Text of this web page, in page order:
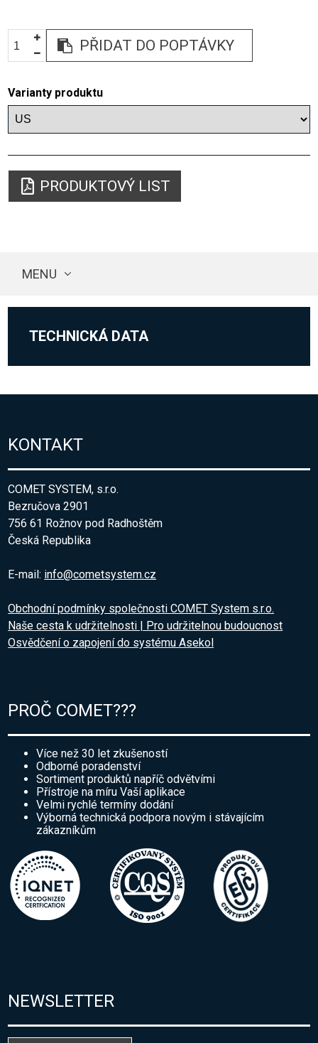
PŘIDAT DO POPTÁVKY
Varianty produktu
PRODUKTOVÝ LIST
MENU
TECHNICKÁ DATA
KONTAKT
COMET SYSTEM, s.r.o.
Bezručova 2901
756 61 Rožnov pod Radhoštěm
Česká Republika
E-mail: info@cometsystem.cz
Obchodní podmínky společnosti COMET System s.r.o.
Naše cesta k udržitelnosti | Pro udržitelnou budoucnost
Osvědčení o zapojení do systému Asekol
PROČ COMET???
Více než 30 let zkušeností
Odborné poradenství
Sortiment produktů napříč odvětvími
Přístroje na míru Vaší aplikace
Velmi rychlé termíny dodání
Výborná technická podpora novým i stávajícím
zákazníkům
NEWSLETTER